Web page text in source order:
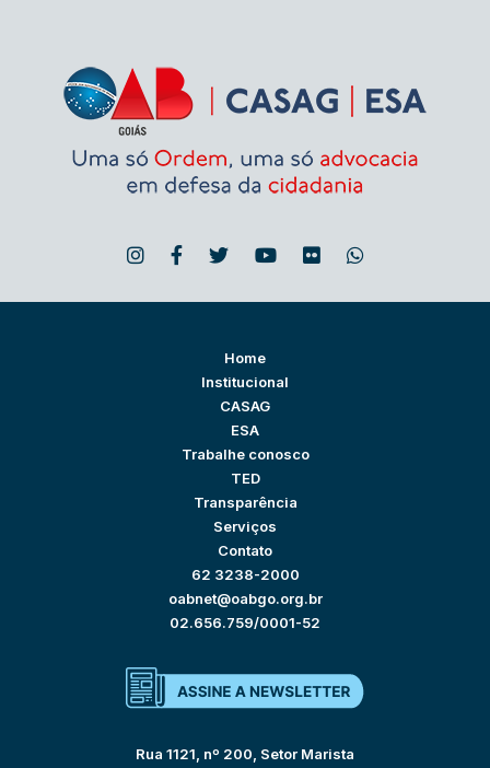
Home
Institucional
CASAG
ESA
Trabalhe conosco
TED
Transparência
Serviços
Contato
62 3238-2000
oabnet@oabgo.org.br
02.656.759/0001-52
Rua 1121, nº 200, Setor Marista